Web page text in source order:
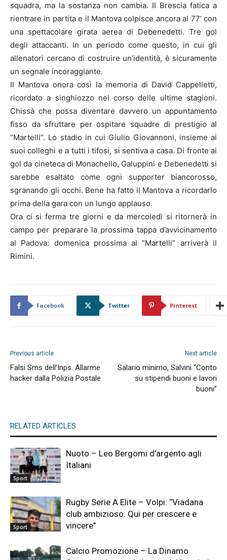
squadra, ma la sostanza non cambia. Il Brescia fatica a
rientrare in partita e il Mantova colpisce ancora al 77’ con
una spettacolare girata aerea di Debenedetti. Tre gol
degli attaccanti. In un periodo come questo, in cui gli
allenatori cercano di costruire un’identità, è sicuramente
un segnale incoraggiante.
Il Mantova onora così la memoria di David Cappelletti,
ricordato a singhiozzo nel corso delle ultime stagioni.
Chissà che possa diventare davvero un appuntamento
fisso da sfruttare per ospitare squadre di prestigio al
“Martelli”. Lo stadio in cui Giulio Giovannoni, insieme ai
suoi colleghi e a tutti i tifosi, si sentiva a casa. Di fronte ai
gol da cineteca di Monachello, Galuppini e Debenedetti si
sarebbe esaltato come ogni supporter biancorosso,
sgranando gli occhi. Bene ha fatto il Mantova a ricordarlo
prima della gara con un lungo applauso.
Ora ci si ferma tre giorni e da mercoledì si ritornerà in
campo per preparare la prossima tappa d’avvicinamento
al Padova: domenica prossima al “Martelli” arriverà il
Rimini.
Facebook Twitter Pinterest
Previous article
Falsi Sms dell’Inps. Allarme
hacker dalla Polizia Postale
Next article
Salario minimo, Salvini “Conto
su stipendi buoni e lavori
buoni”
RELATED ARTICLES
Sport
Nuoto – Leo Bergomi d’argento agli
Italiani
Sport
Rugby Serie A Elite – Volpi: “Viadana
club ambizioso. Qui per crescere e
vincere”
Calcio Promozione – La Dinamo